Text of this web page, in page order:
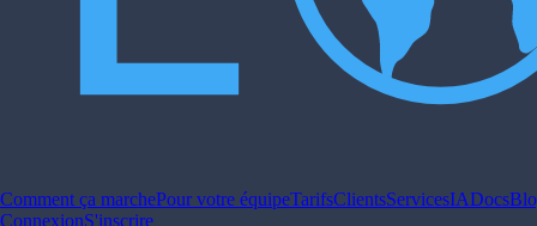
Comment ça marchePour votre équipeTarifsClientsServicesIADocs
ConnexionS'inscrire